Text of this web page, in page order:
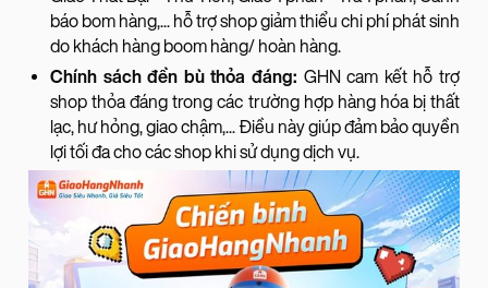
báo bom hàng,... hỗ trợ shop giảm thiểu chi phí phát sinh
do khách hàng boom hàng/ hoàn hàng.
Chính sách đền bù thỏa đáng: GHN cam kết hỗ trợ
shop thỏa đáng trong các trường hợp hàng hóa bị thất
lạc, hư hỏng, giao chậm,... Điều này giúp đảm bảo quyền
lợi tối đa cho các shop khi sử dụng dịch vụ.